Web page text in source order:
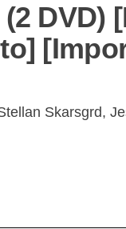
DVD)
Skarsgrd,